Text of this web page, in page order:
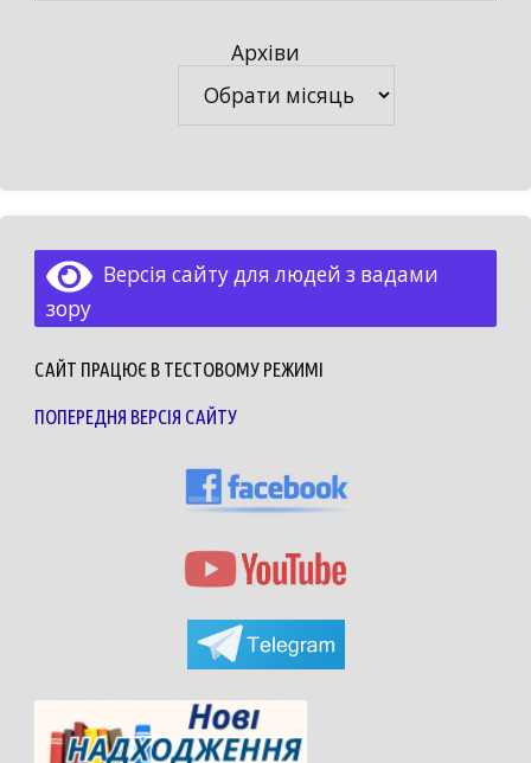
Архіви
Версія сайту для людей з вадами
зору
САЙТ ПРАЦЮЄ В ТЕСТОВОМУ РЕЖИМІ
ПОПЕРЕДНЯ ВЕРСІЯ САЙТУ